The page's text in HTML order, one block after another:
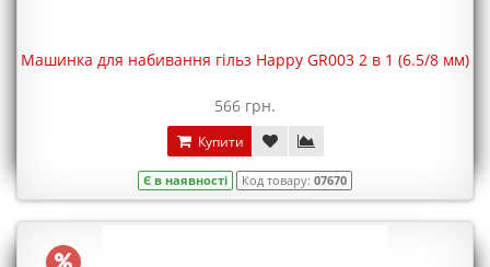
Машинка для набивання гільз Happy GR003 2 в 1 (6.5/8 мм)
566 грн.
Купити
Є в наявності Код товару: 07670